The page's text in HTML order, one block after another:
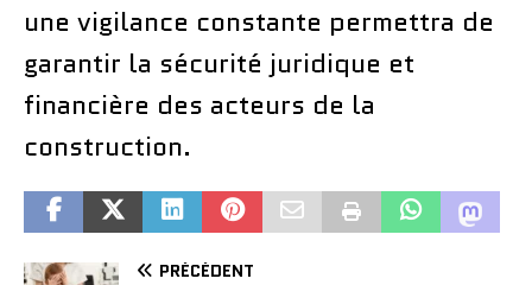
une vigilance constante permettra de
garantir la sécurité juridique et
financière des acteurs de la
construction.
PRÉCÉDENT